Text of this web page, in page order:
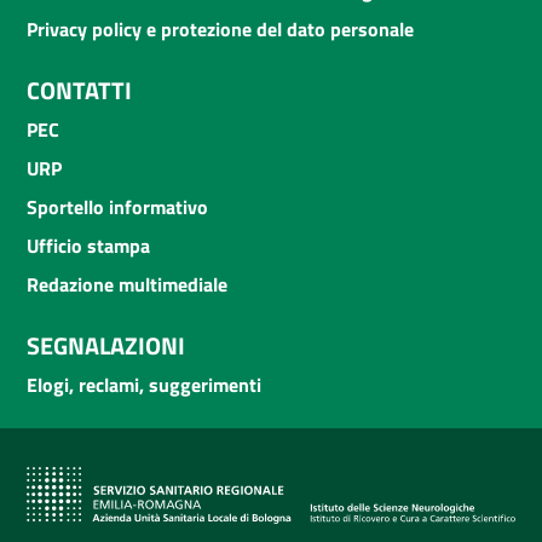
Privacy policy e protezione del dato personale
CONTATTI
PEC
URP
Sportello informativo
Ufficio stampa
Redazione multimediale
SEGNALAZIONI
Elogi, reclami, suggerimenti